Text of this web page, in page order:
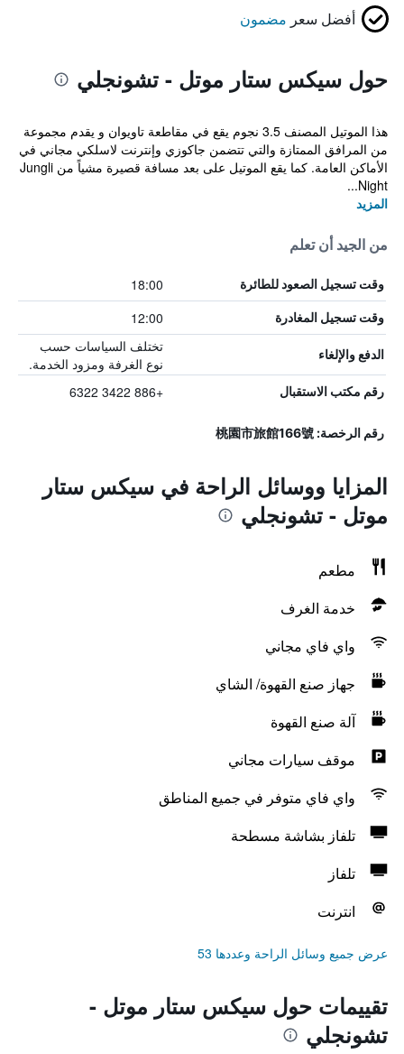
أفضل سعر مضمون
حول سيكس ستار موتل - تشونجلي
هذا الموتيل المصنف 3.5 نجوم يقع في مقاطعة تاويوان و يقدم مجموعة
من المرافق الممتازة والتي تتضمن جاكوزي وإنترنت لاسلكي مجاني في
الأماكن العامة. كما يقع الموتيل على بعد مسافة قصيرة مشياً من Jungli
Night...
المزيد
من الجيد أن تعلم
وقت تسجيل الصعود للطائرة 18:00
وقت تسجيل المغادرة 12:00
الدفع والإلغاء
تختلف السياسات حسب
نوع الغرفة ومزود الخدمة.
رقم مكتب الاستقبال +886 3422 6322
رقم الرخصة: 桃園市旅館166號
المزايا ووسائل الراحة في سيكس ستار
موتل - تشونجلي
مطعم
خدمة الغرف
واي فاي مجاني
جهاز صنع القهوة/ الشاي
آلة صنع القهوة
موقف سيارات مجاني
واي فاي متوفر في جميع المناطق
تلفاز بشاشة مسطحة
تلفاز
انترنت
عرض جميع وسائل الراحة وعددها 53
تقييمات حول سيكس ستار موتل -
تشونجلي